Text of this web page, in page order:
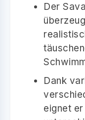
Der
Dank
eignet